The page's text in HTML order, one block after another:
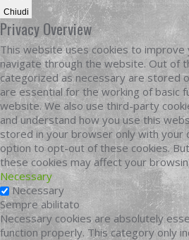
Chiudi
Privacy Overview
This website uses cookies to
navigate through the website. Out of
categorized as necessary are stored
are essential for the working of basic
website. We also use third-party
and understand how you use this
stored in your browser only with your
option to opt-out of these cookies.
these cookies may affect your
Necessary
Necessary
Sempre abilitato
Necessary cookies are absolutely
function properly. This category only